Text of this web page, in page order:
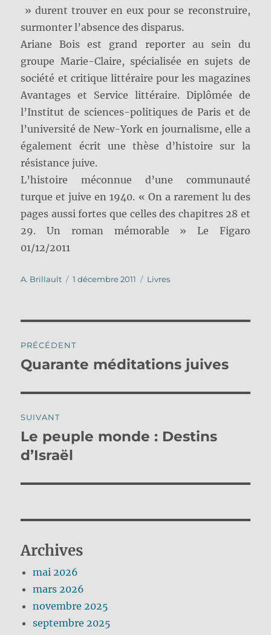
» durent trouver en eux pour se reconstruire,
surmonter l’absence des disparus.
Ariane Bois est grand reporter au sein du
groupe Marie-Claire, spécialisée en sujets de
société et critique littéraire pour les magazines
Avantages et Service littéraire. Diplômée de
l’Institut de sciences-politiques de Paris et de
l’université de New-York en journalisme, elle a
également écrit une thèse d’histoire sur la
résistance juive.
L’histoire méconnue d’une communauté
turque et juive en 1940. « On a rarement lu des
pages aussi fortes que celles des chapitres 28 et
29. Un roman mémorable » Le Figaro
01/12/2011
Auteur
A. Brillault
Publié
1 décembre 2011 Catégories
Livres
de
PRÉCÉDENT
Publication
Quarante méditations juives
SUIVANT
Publication
suivante :
Le peuple monde : Destins
d’Israël
Archives
mai 2026
mars 2026
novembre 2025
septembre 2025